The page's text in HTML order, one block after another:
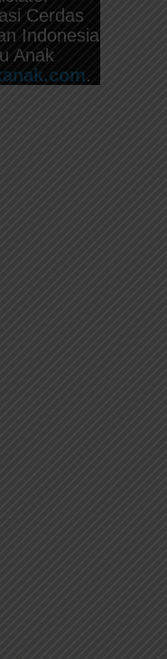
Cerdas
Indonesia
Anak
.